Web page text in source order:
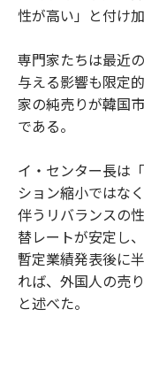
性が高い」と付け加
専門家たちは最近
与える影響も限定
家の純売りが韓国
である。
イ・センター長は
ション縮小ではな
伴うリバランスの
替レートが安定し
暫定業績発表後に
れば、外国人の売
と述べた。